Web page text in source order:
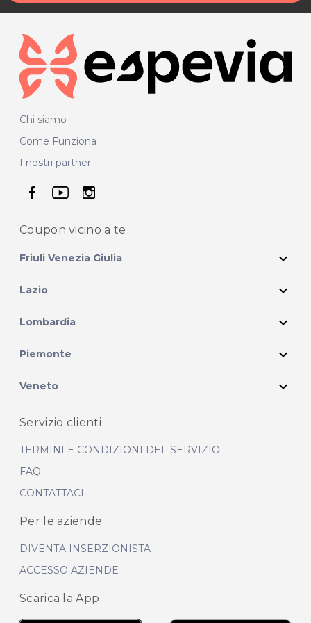
Chi siamo
Come Funziona
I nostri partner
seguici su facebook
seguici su youtube
seguici su instagram
Coupon vicino a te
Friuli Venezia Giulia expand_more
Lazio expand_more
Lombardia expand_more
Piemonte expand_more
Veneto expand_more
Servizio clienti
TERMINI E CONDIZIONI DEL SERVIZIO
FAQ
CONTATTACI
Per le aziende
DIVENTA INSERZIONISTA
ACCESSO AZIENDE
Scarica la App